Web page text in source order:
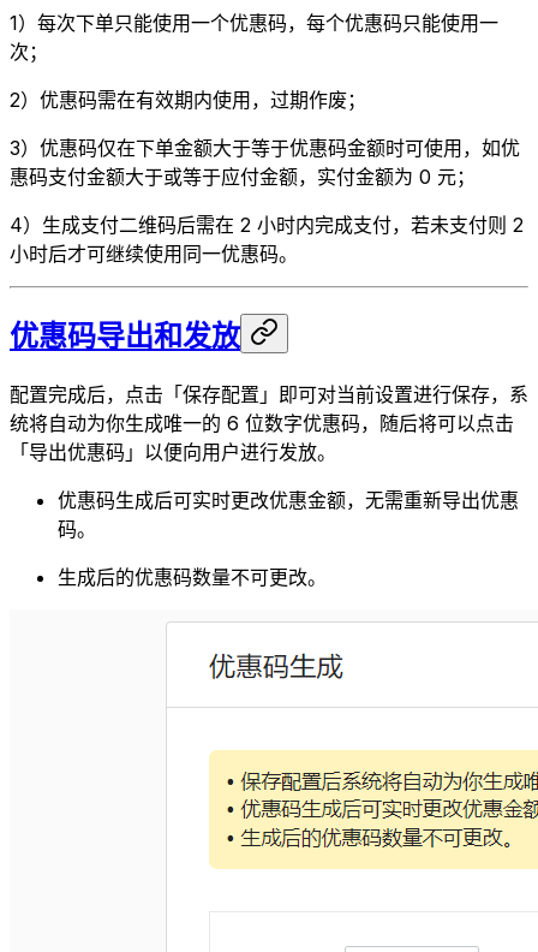
1）每次下单只能使用一个优惠码，每个优惠码只能使用一
次；
2）优惠码需在有效期内使用，过期作废；
3）优惠码仅在下单金额大于等于优惠码金额时可使用，如优
惠码支付金额大于或等于应付金额，实付金额为 0 元；
4）生成支付二维码后需在 2 小时内完成支付，若未支付则 2
小时后才可继续使用同一优惠码。
优惠码导出和发放
配置完成后，点击「保存配置」即可对当前设置进行保存，系
统将自动为你生成唯一的 6 位数字优惠码，随后将可以点击
「导出优惠码」以便向用户进行发放。
优惠码生成后可实时更改优惠金额，无需重新导出优惠
码。
生成后的优惠码数量不可更改。